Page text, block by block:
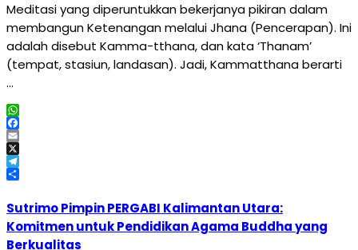
Meditasi yang diperuntukkan bekerjanya pikiran dalam
membangun Ketenangan melalui Jhana (Pencerapan). Ini
adalah disebut Kamma-tthana, dan kata ‘Thanam’
(tempat, stasiun, landasan). Jadi, Kammatthana berarti
…
WhatsApp
Facebook
Email
X
Telegram
Sutrimo Pimpin PERGABI Kalimantan Utara:
Komitmen untuk Pendidikan Agama Buddha yang
Berkualitas